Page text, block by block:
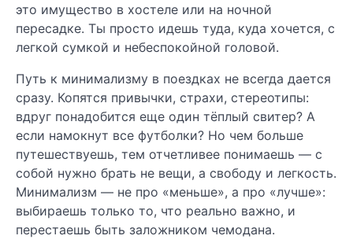
это имущество в хостеле или на ночной
пересадке. Ты просто идешь туда, куда хочется, с
легкой сумкой и небеспокойной головой.
Путь к минимализму в поездках не всегда дается
сразу. Копятся привычки, страхи, стереотипы:
вдруг понадобится еще один тёплый свитер? А
если намокнут все футболки? Но чем больше
путешествуешь, тем отчетливее понимаешь — с
собой нужно брать не вещи, а свободу и легкость.
Минимализм — не про «меньше», а про «лучше»:
выбираешь только то, что реально важно, и
перестаешь быть заложником чемодана.